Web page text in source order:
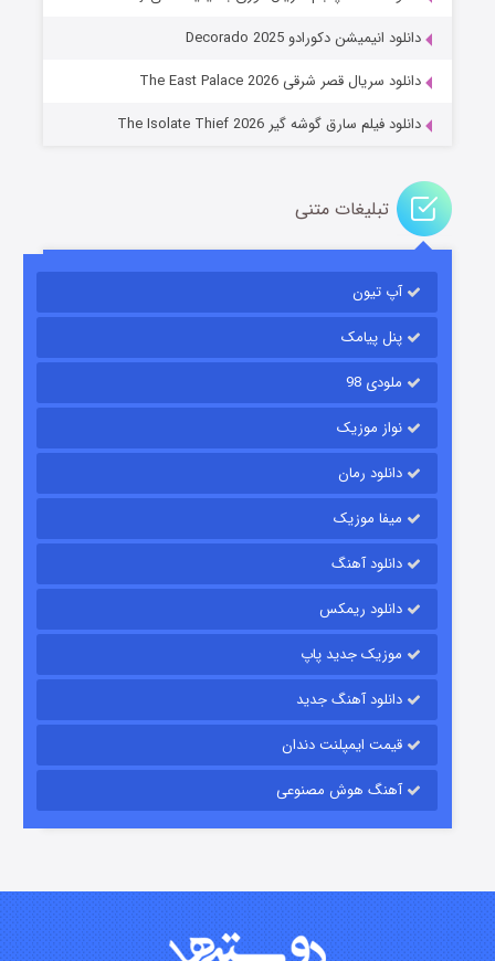
عملیات آپارتمان
قسمت۲ (زیرنویس) منتشر شد
قسمت
قسمت۷ (زیرنویس) منتشر شد
دانلود انیمیشن دکورادو Decorado 2025
دانلود سریال قصر شرقی The East Palace 2026
دانلود فیلم سارق گوشه گیر The Isolate Thief 2026
تبلیغات متنی
آپ تیون
پنل پیامک
ملودی 98
نواز موزیک
دانلود رمان
میفا موزیک
دانلود آهنگ
دانلود ریمکس
موزیک جدید پاپ
دانلود آهنگ جدید
قیمت ایمپلنت دندان
آهنگ هوش مصنوعی